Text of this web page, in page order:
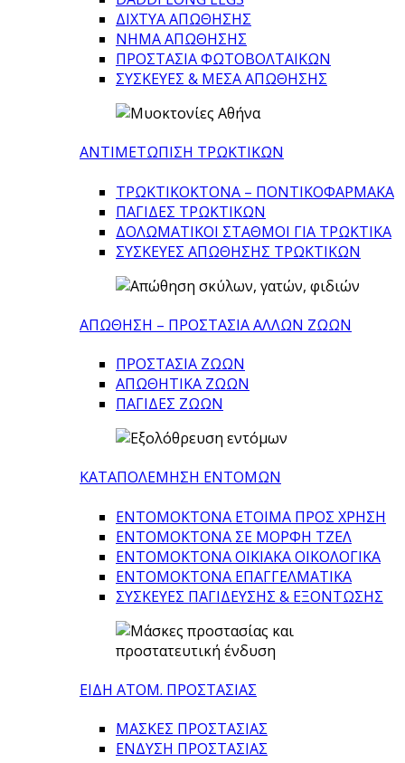
ΔΙΧΤΥΑ ΑΠΩΘΗΣΗΣ
ΝΗΜΑ ΑΠΩΘΗΣΗΣ
ΠΡΟΣΤΑΣΙΑ ΦΩΤΟΒΟΛΤΑΙΚΩΝ
ΣΥΣΚΕΥΕΣ & ΜΕΣΑ ΑΠΩΘΗΣΗΣ
ΑΝΤΙΜΕΤΩΠΙΣΗ ΤΡΩΚΤΙΚΩΝ
ΤΡΩΚΤΙΚΟΚΤΟΝΑ – ΠΟΝΤΙΚΟΦΑΡΜΑΚA
ΠΑΓΙΔΕΣ ΤΡΩΚΤΙΚΩΝ
ΔΟΛΩΜΑΤΙΚΟΙ ΣΤΑΘΜΟΙ ΓΙΑ ΤΡΩΚΤΙΚΑ
ΣΥΣΚΕΥΕΣ ΑΠΩΘΗΣΗΣ ΤΡΩΚΤΙΚΩΝ
ΑΠΩΘΗΣΗ – ΠΡΟΣΤΑΣΙΑ ΑΛΛΩΝ ΖΩΩΝ
ΠΡΟΣΤΑΣΙΑ ΖΩΩΝ
ΑΠΩΘΗΤΙΚΑ ΖΩΩΝ
ΠΑΓΙΔΕΣ ΖΩΩΝ
ΚΑΤΑΠΟΛΕΜΗΣΗ ΕΝΤΟΜΩΝ
ΕΝΤΟΜΟΚΤΟΝΑ ΕΤΟΙΜΑ ΠΡΟΣ ΧΡΗΣΗ
ΕΝΤΟΜΟΚΤΟΝΑ ΣΕ ΜΟΡΦΗ ΤΖΕΛ
ΕΝΤΟΜΟΚΤΟΝΑ ΟΙΚΙΑΚΑ ΟΙΚΟΛΟΓΙΚΑ
ΕΝΤΟΜΟΚΤΟΝΑ ΕΠΑΓΓΕΛΜΑΤΙΚΑ
ΣΥΣΚΕΥΕΣ ΠΑΓΙΔΕΥΣΗΣ & ΕΞΟΝΤΩΣΗΣ
ΕΙΔΗ ΑΤΟΜ. ΠΡΟΣΤΑΣΙΑΣ
ΜΑΣΚΕΣ ΠΡΟΣΤΑΣΙΑΣ
ΕΝΔΥΣΗ ΠΡΟΣΤΑΣΙΑΣ